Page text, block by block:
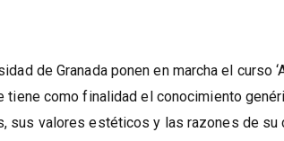
de Granada ponen en marcha el curso
tiene como finalidad el conocimiento
sus valores estéticos y las razones de su